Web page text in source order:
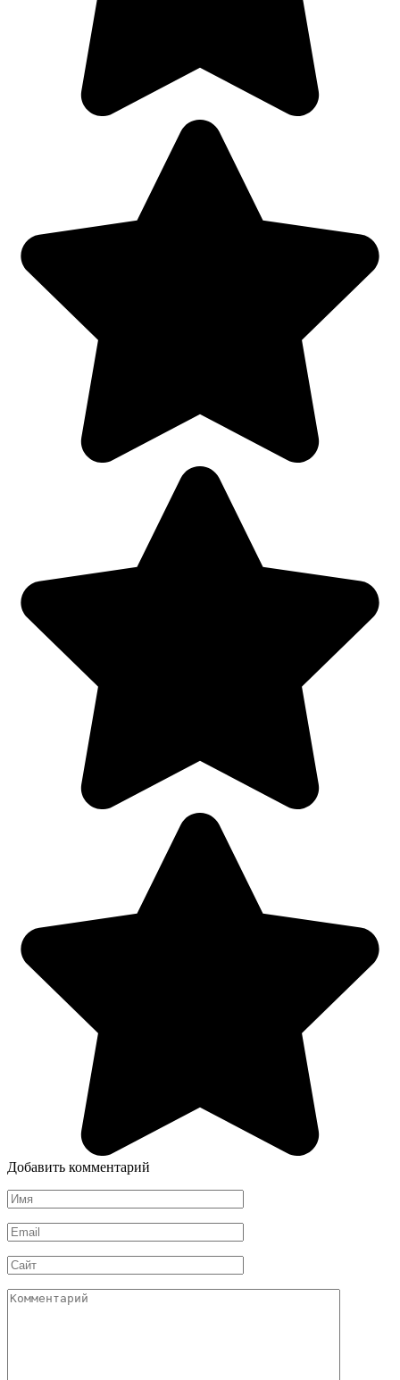
Добавить комментарий
Имя
*
Email
*
Сайт
Комментарий